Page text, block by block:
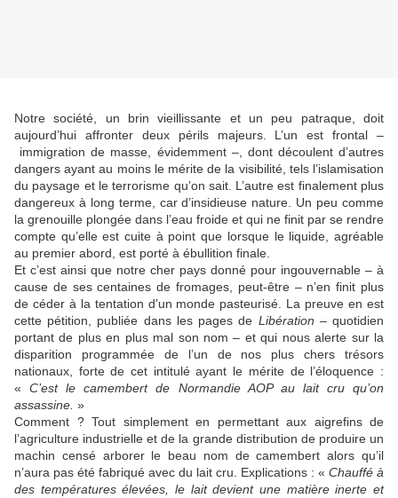
Notre société, un brin vieillissante et un peu patraque, doit
aujourd’hui affronter deux périls majeurs. L’un est frontal –
immigration de masse, évidemment –, dont découlent d’autres
dangers ayant au moins le mérite de la visibilité, tels l’islamisation
du paysage et le terrorisme qu’on sait. L’autre est finalement plus
dangereux à long terme, car d’insidieuse nature. Un peu comme
la grenouille plongée dans l’eau froide et qui ne finit par se rendre
compte qu’elle est cuite à point que lorsque le liquide, agréable
au premier abord, est porté à ébullition finale.
Et c’est ainsi que notre cher pays donné pour ingouvernable – à
cause de ses centaines de fromages, peut-être – n’en finit plus
de céder à la tentation d’un monde pasteurisé. La preuve en est
cette pétition, publiée dans les pages de Libération – quotidien
portant de plus en plus mal son nom – et qui nous alerte sur la
disparition programmée de l’un de nos plus chers trésors
nationaux, forte de cet intitulé ayant le mérite de l’éloquence :
«C’est le camembert de Normandie AOP au lait cru qu’on
assassine. »
Comment ? Tout simplement en permettant aux aigrefins de
l’agriculture industrielle et de la grande distribution de produire un
machin censé arborer le beau nom de camembert alors qu’il
n’aura pas été fabriqué avec du lait cru. Explications : « Chauffé à
des températures élevées, le lait devient une matière inerte et